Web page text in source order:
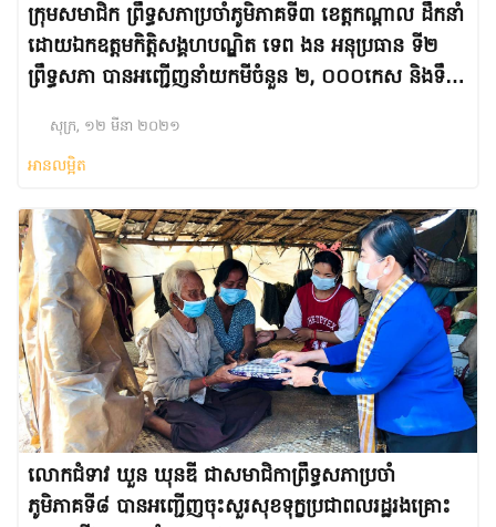
ក្រុមសមាជិក ព្រឹទ្ធសភាប្រចាំភូមិភាគទី៣ ខេត្តកណ្តាល ដឹកនាំ
ដោយឯកឧត្តមកិត្តិសង្គហបណ្ឌិត ទេព ងន អនុប្រធាន ទី២
ព្រឹទ្ធសភា បានអញ្ជើញនាំយកមីចំនួន ២, ០០០កេស និងទឹក
សុក្រ, ១២ មីនា ២០២១
អានលម្អិត
លោកជំទាវ ឃួន ឃុនឌី ជាសមាជិកាព្រឹទ្ធសភាប្រចាំ
ភូមិភាគទី៨ បានអញ្ជើញចុះសួរសុខទុក្ខប្រជាពលរដ្ឋរងគ្រោះ